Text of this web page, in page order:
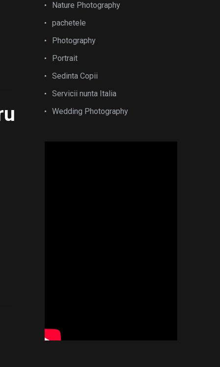
Nature Photography
pachetele
Photography
Portrait
Sedinta Copii
Servicii nunta Italia
Wedding Photography